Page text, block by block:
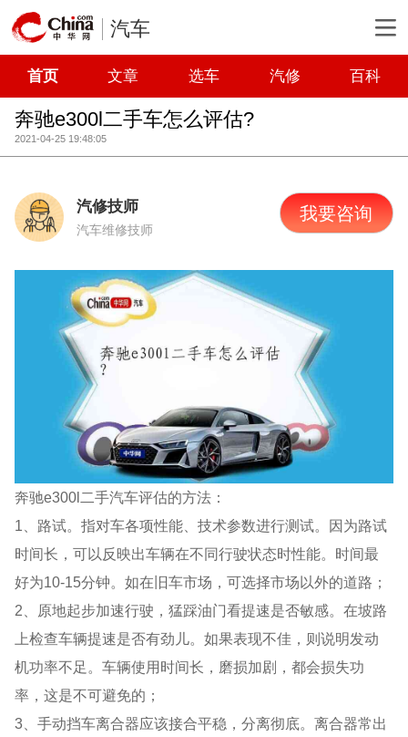
汽车
首页 文章 选车 汽修 百科
奔驰e300l二手车怎么评估?
2021-04-25 19:48:05
汽修技师
汽车维修技师
我要咨询
奔驰e300l二手汽车评估的方法：
1、路试。指对车各项性能、技术参数进行测试。因为路试
时间长，可以反映出车辆在不同行驶状态时性能。时间最
好为10-15分钟。如在旧车市场，可选择市场以外的道路；
2、原地起步加速行驶，猛踩油门看提速是否敏感。在坡路
上检查车辆提速是否有劲儿。如果表现不佳，则说明发动
机功率不足。车辆使用时间长，磨损加剧，都会损失功
率，这是不可避免的；
3、手动挡车离合器应该接合平稳，分离彻底。离合器常出